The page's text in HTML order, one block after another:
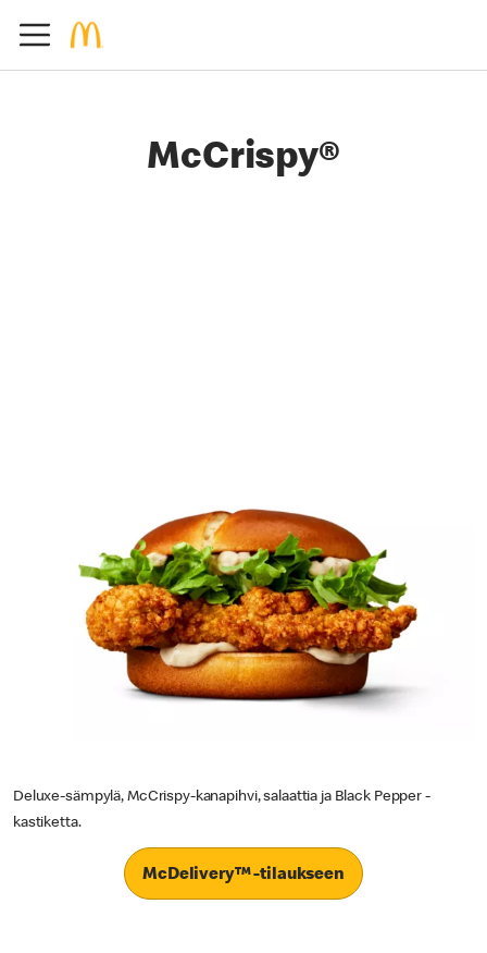
McCrispy®
Deluxe-sämpylä, McCrispy-kanapihvi, salaattia ja Black Pepper -
kastiketta.
McDelivery™ -tilaukseen